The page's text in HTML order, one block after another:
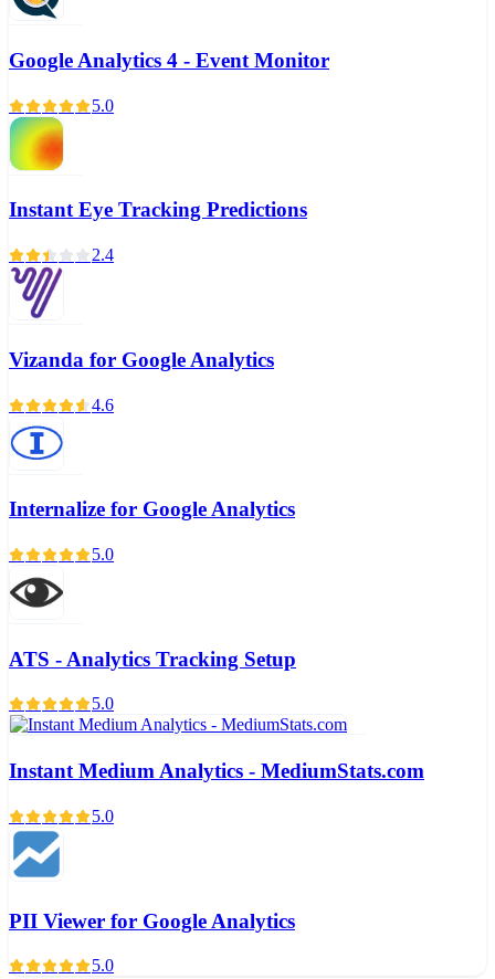
Google Analytics 4 - Event Monitor
5.0
Instant Eye Tracking Predictions
2.4
Vizanda for Google Analytics
4.6
Internalize for Google Analytics
5.0
ATS - Analytics Tracking Setup
5.0
Instant Medium Analytics - MediumStats.com
5.0
PII Viewer for Google Analytics
5.0